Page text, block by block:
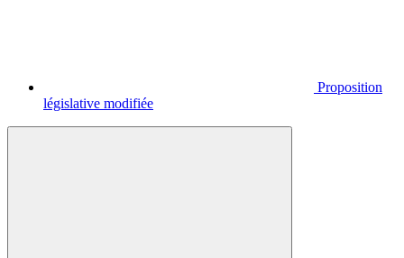
Proposition
législative modifiée